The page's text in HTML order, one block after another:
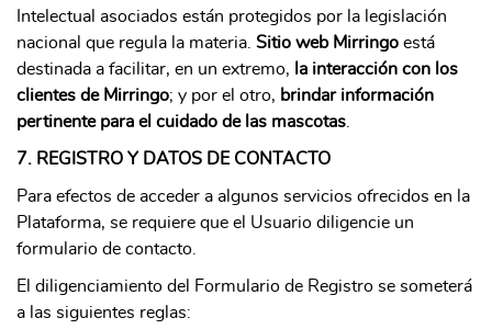
Intelectual asociados están protegidos por la legislación
nacional que regula la materia. Sitio web Mirringo está
destinada a facilitar, en un extremo,
la interacción con los
clientes de Mirringo; y por el otro, brindar información
pertinente para el cuidado de las mascotas
7. REGISTRO Y DATOS DE CONTACTO
Para efectos de acceder a algunos servicios ofrecidos en la
Plataforma, se requiere que el Usuario diligencie un
formulario de contacto.
El diligenciamiento del Formulario de Registro se someterá
a las siguientes reglas: